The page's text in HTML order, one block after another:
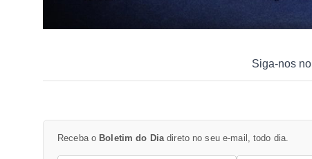
Siga-nos no
Receba o Boletim do Diadireto no seu e-mail, todo dia.